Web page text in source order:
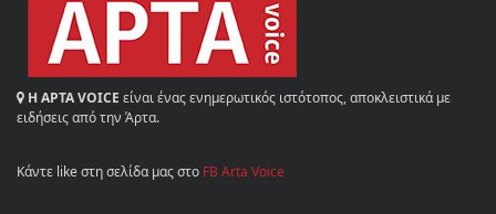
Η ΑΡΤΑ VOICE είναι ένας ενημερωτικός ιστότοπος, αποκλειστικά με
ειδήσεις από την Άρτα.
Κάντε like στη σελίδα μας στο FB Arta Voice